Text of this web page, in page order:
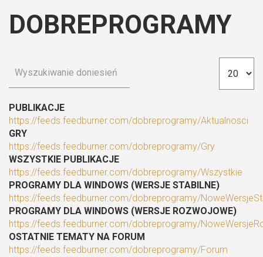
DOBREPROGRAMY
PUBLIKACJE
https://feeds.feedburner.com/dobreprogramy/Aktualnosci
GRY
https://feeds.feedburner.com/dobreprogramy/Gry
WSZYSTKIE PUBLIKACJE
https://feeds.feedburner.com/dobreprogramy/Wszystkie
PROGRAMY DLA WINDOWS (WERSJE STABILNE)
https://feeds.feedburner.com/dobreprogramy/
PROGRAMY DLA WINDOWS (WERSJE ROZWOJOWE)
https://feeds.feedburner.com/dobreprogramy/
OSTATNIE TEMATY NA FORUM
https://feeds.feedburner.com/dobreprogramy/Forum